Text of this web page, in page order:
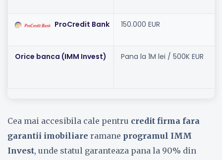
ProCredit Bank 150.000 EUR
Orice banca (IMM Invest) Pana la 1M lei / 500K EUR
Cea mai accesibila cale pentru credit firma fara
garantii imobiliare ramane programul IMM
Invest, unde statul garanteaza pana la 90% din